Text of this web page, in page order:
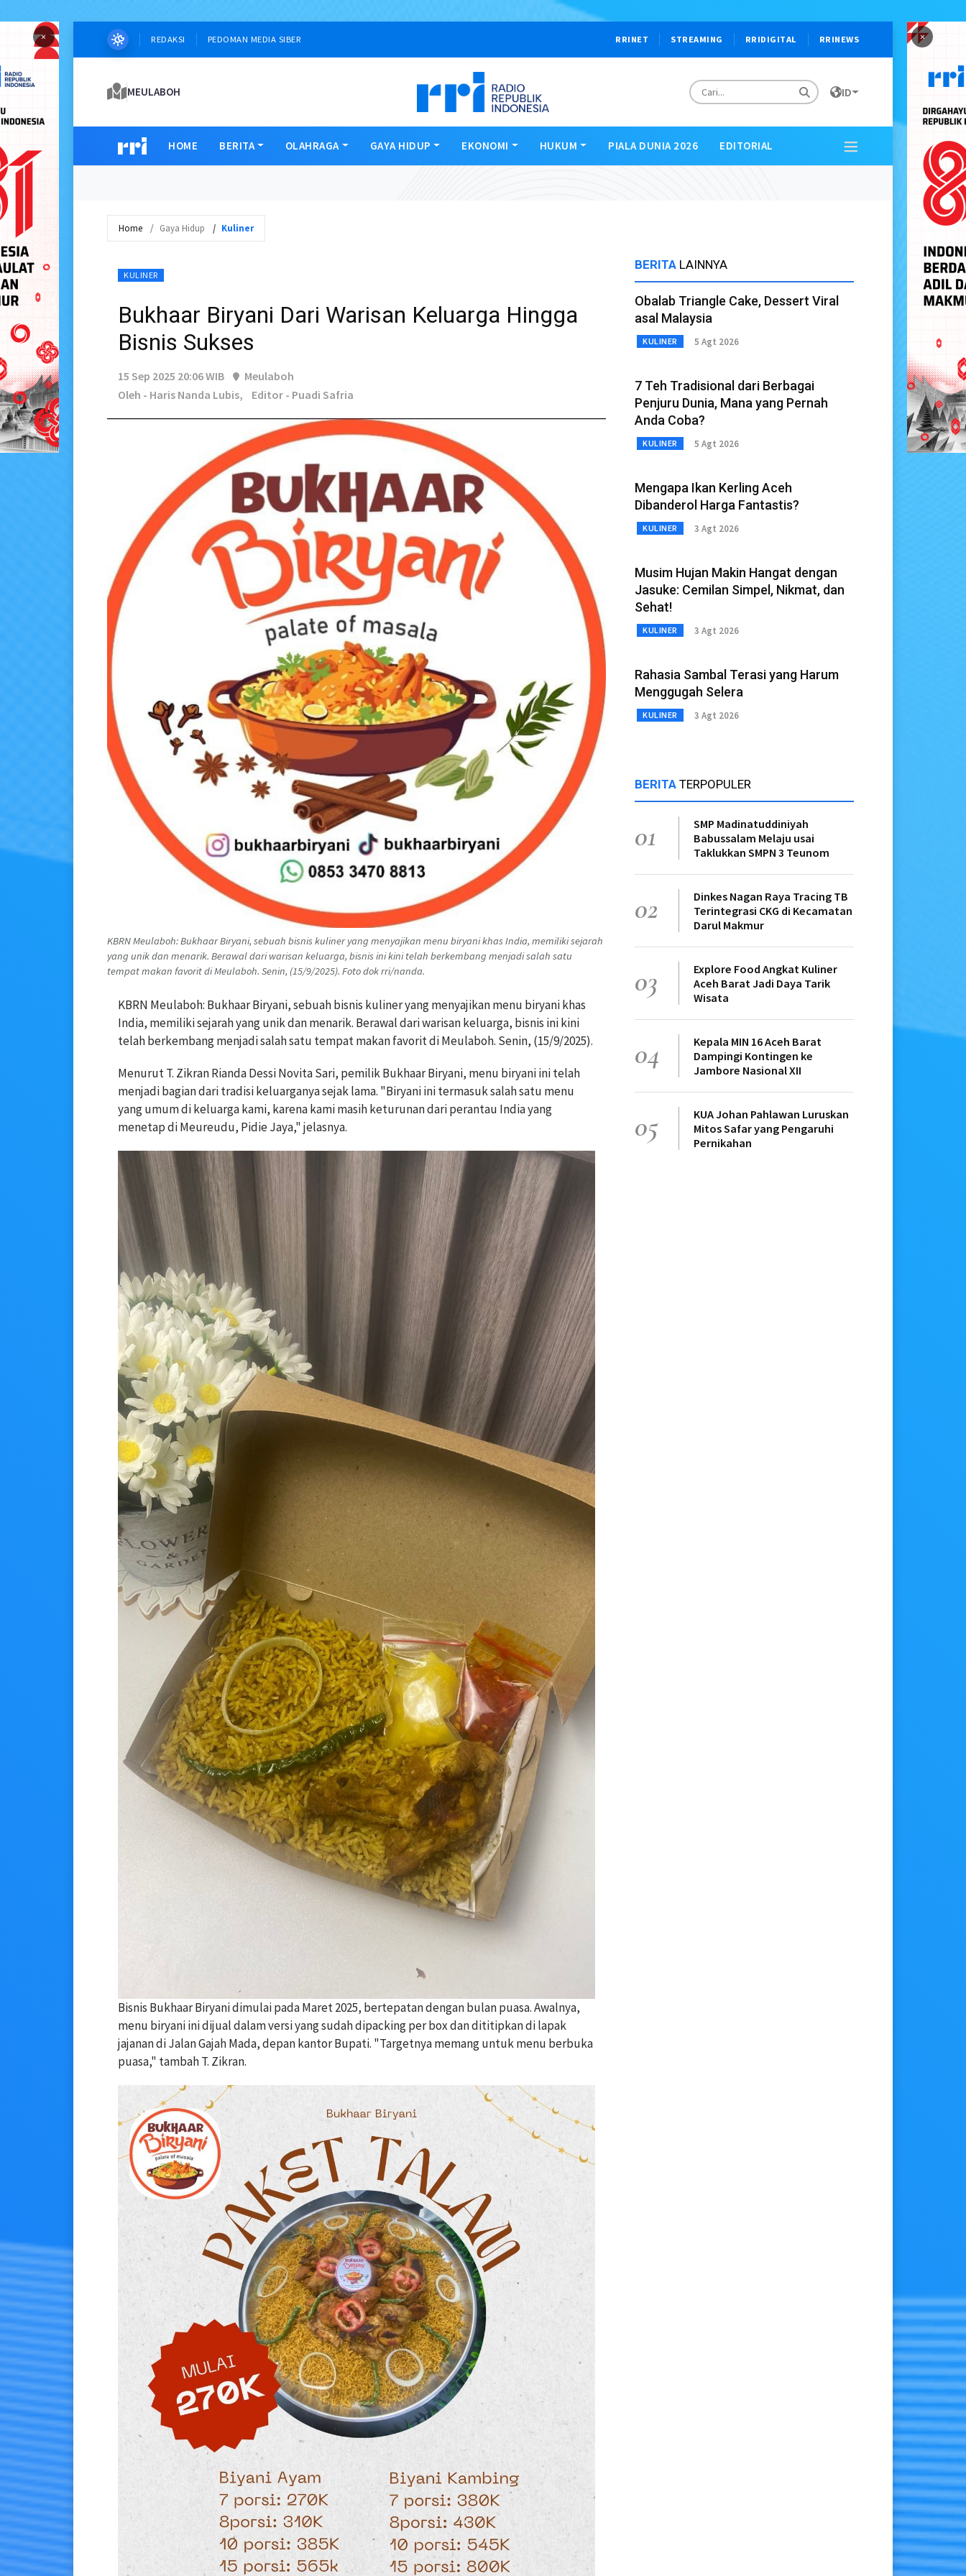
× ×
REDAKSI PEDOMAN MEDIA SIBER RRINET STREAMING RRIDIGITAL RRINEWS
MEULABOH ID
HOME BERITA OLAHRAGA GAYA HIDUP EKONOMI HUKUM PIALA DUNIA 2026 EDITORIAL
Home Gaya Hidup Kuliner
KULINER
Bukhaar Biryani Dari Warisan Keluarga Hingga
Bisnis Sukses
15 Sep 2025 20:06 WIB
Meulaboh
Oleh - Haris Nanda Lubis,
Editor - Puadi Safria
KBRN Meulaboh: Bukhaar Biryani, sebuah bisnis kuliner yang menyajikan menu biryani khas India, memiliki sejarah
yang unik dan menarik. Berawal dari warisan keluarga, bisnis ini kini telah berkembang menjadi salah satu
tempat makan favorit di Meulaboh. Senin, (15/9/2025). Foto dok rri/nanda.
KBRN Meulaboh: Bukhaar Biryani, sebuah bisnis kuliner yang menyajikan menu biryani khas
India, memiliki sejarah yang unik dan menarik. Berawal dari warisan keluarga, bisnis ini kini
telah berkembang menjadi salah satu tempat makan favorit di Meulaboh. Senin, (15/9/2025).
Menurut T. Zikran Rianda Dessi Novita Sari, pemilik Bukhaar Biryani, menu biryani ini telah
menjadi bagian dari tradisi keluarganya sejak lama. "Biryani ini termasuk salah satu menu
yang umum di keluarga kami, karena kami masih keturunan dari perantau India yang
menetap di Meureudu, Pidie Jaya," jelasnya.
Bisnis Bukhaar Biryani dimulai pada Maret 2025, bertepatan dengan bulan puasa. Awalnya,
menu biryani ini dijual dalam versi yang sudah dipacking per box dan dititipkan di lapak
jajanan di Jalan Gajah Mada, depan kantor Bupati. "Targetnya memang untuk menu berbuka
puasa," tambah T. Zikran.
BERITA LAINNYA
Obalab Triangle Cake, Dessert Viral
asal Malaysia
KULINER 5 Agt 2026
7 Teh Tradisional dari Berbagai
Penjuru Dunia, Mana yang Pernah
Anda Coba?
KULINER 5 Agt 2026
Mengapa Ikan Kerling Aceh
Dibanderol Harga Fantastis?
KULINER 3 Agt 2026
Musim Hujan Makin Hangat dengan
Jasuke: Cemilan Simpel, Nikmat, dan
Sehat!
KULINER 3 Agt 2026
Rahasia Sambal Terasi yang Harum
Menggugah Selera
KULINER 3 Agt 2026
BERITA TERPOPULER
01
SMP Madinatuddiniyah
Babussalam Melaju usai
Taklukkan SMPN 3 Teunom
02
Dinkes Nagan Raya Tracing TB
Terintegrasi CKG di Kecamatan
Darul Makmur
03
Explore Food Angkat Kuliner
Aceh Barat Jadi Daya Tarik
Wisata
04
Kepala MIN 16 Aceh Barat
Dampingi Kontingen ke
Jambore Nasional XII
05
KUA Johan Pahlawan Luruskan
Mitos Safar yang Pengaruhi
Pernikahan